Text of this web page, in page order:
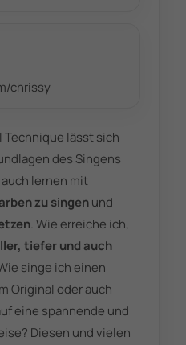
chrissy
Technique lässt sich
des Singens
lernen mit
zu singenund
. Wie erreiche ich,
tiefer und auch
singe ich einen
Original oder auch
eine spannende und
Diesen und vielen